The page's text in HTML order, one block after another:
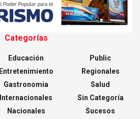
Categorías
Educación
Entretenimiento
Gastronomia
Internacionales
Nacionales
Public
Regionales
Salud
Sin Categoría
Sucesos